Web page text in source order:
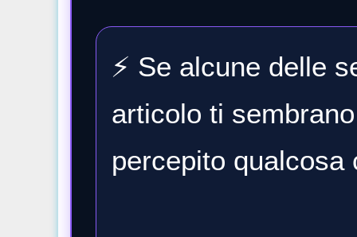
⚡ Se alcune delle
articolo ti
percepito qualcosa